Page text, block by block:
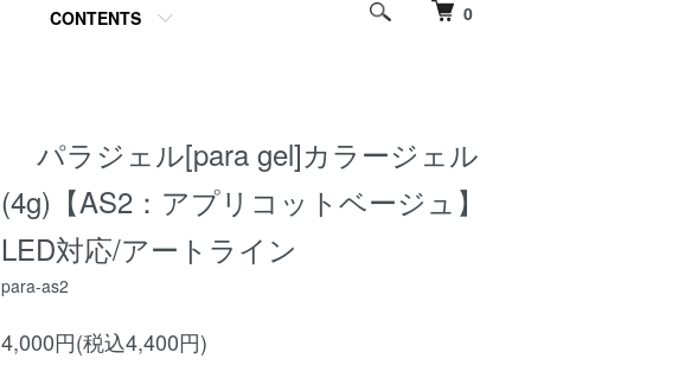
0
CONTENTS
パラジェル[para gel]カラージェル
(4g)【AS2：アプリコットベージュ】
LED対応/アートライン
para-as2
4,000円(税込4,400円)